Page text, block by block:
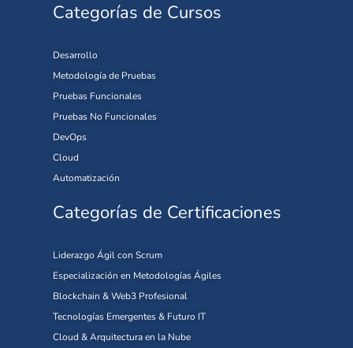
Categorías de Cursos
Desarrollo
Metodología de Pruebas
Pruebas Funcionales
Pruebas No Funcionales
DevOps
Cloud
Automatización
Categorías de Certificaciones
Liderazgo Ágil con Scrum
Especialización en Metodologías Ágiles
Blockchain & Web3 Profesional
Tecnologías Emergentes & Futuro IT
Cloud & Arquitectura en la Nube